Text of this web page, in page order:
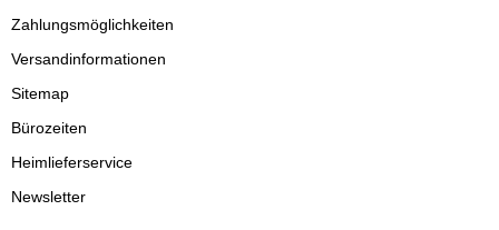
Zahlungsmöglichkeiten
Versandinformationen
Sitemap
Bürozeiten
Heimlieferservice
Newsletter